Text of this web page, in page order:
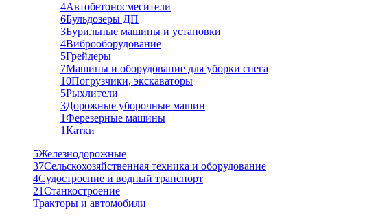
4Автобетоносмесители
6Бульдозеры ДП
3Бурильные машины и установки
4Виброоборудование
5Грейдеры
7Машины и оборудование для уборки снега
10Погрузчики, экскаваторы
5Рыхлители
3Дорожные уборочные машин
1Ферезерные машины
1Катки
5Железнодорожные
37Сельскохозяйственная техника и оборудование
4Судостроение и водный транспорт
21Станкостроение
Тракторы и автомобили